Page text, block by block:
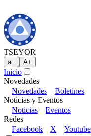
TSEYOR
a− A+
Inicio
Novedades
Novedades
Boletines
Noticias y Eventos
Noticias
Eventos
Redes
Facebook
X Youtube